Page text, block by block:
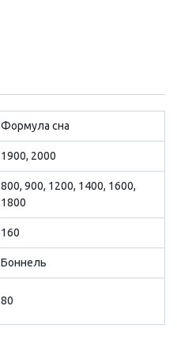
Формула сна
1900, 2000
800, 900, 1200, 1400, 1600,
1800
160
Боннель
80